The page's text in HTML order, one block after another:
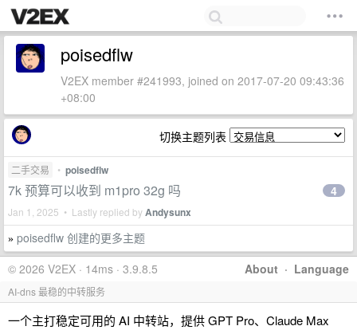
poisedflw
V2EX member #241993, joined on 2017-07-20 09:43:36
+08:00
切换主题列表
二手交易 • poisedflw
7k 预算可以收到 m1pro 32g 吗
Jan 1, 2025 • Lastly replied byAndysunx
4
» poisedflw 创建的更多主题
About · Language
© 2026 V2EX · 14ms · 3.9.8.5
AI-dns 最稳的中转服务
一个主打稳定可用的 AI 中转站，提供 GPT Pro、Claude Max